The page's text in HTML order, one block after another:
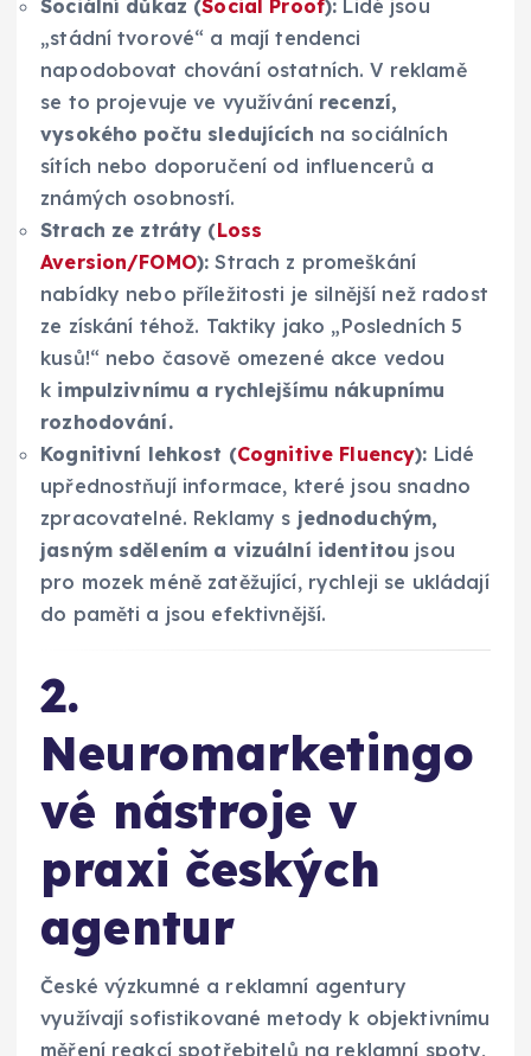
Sociální důkaz (Social Proof): Lidé jsou
„stádní tvorové“ a mají tendenci
napodobovat chování ostatních. V reklamě
se to projevuje ve využívání recenzí,
vysokého počtu sledujících na sociálních
sítích nebo doporučení od influencerů a
známých osobností.
Strach ze ztráty (Loss
Aversion/FOMO): Strach z promeškání
nabídky nebo příležitosti je silnější než radost
ze získání téhož. Taktiky jako „Posledních 5
kusů!“ nebo časově omezené akce vedou
k impulzivnímu a rychlejšímu nákupnímu
rozhodování.
Kognitivní lehkost (Cognitive Fluency): Lidé
upřednostňují informace, které jsou snadno
zpracovatelné. Reklamy s jednoduchým,
jasným sdělením a vizuální identitou jsou
pro mozek méně zatěžující, rychleji se ukládají
do paměti a jsou efektivnější.
2.
Neuromarketingo
vé nástroje v
praxi českých
agentur
České výzkumné a reklamní agentury
využívají sofistikované metody k objektivnímu
měření reakcí spotřebitelů na reklamní spoty,